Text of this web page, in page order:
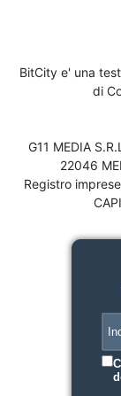
BitCity e' una
di
G11 MEDIA
22046
Registro